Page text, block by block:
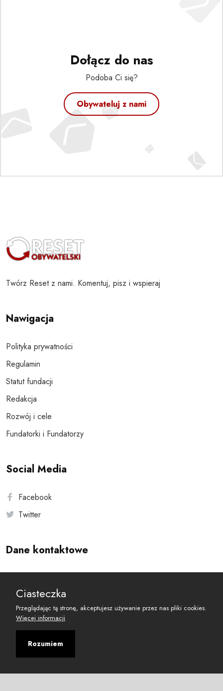
Dołącz do nas
Podoba Ci się?
Obywateluj z nami
Twórz Reset z nami. Komentuj, pisz i wspieraj
Nawigacja
Polityka prywatności
Regulamin
Statut fundacji
Redakcja
Rozwój i cele
Fundatorki i Fundatorzy
Social Media
Facebook
Twitter
Dane kontaktowe
reset@resetobywatelski.pl
Ciasteczka
Przeglądając tą stronę, akceptujesz używanie przez nas pliki cookies.
Więcej informacji
Rozumiem